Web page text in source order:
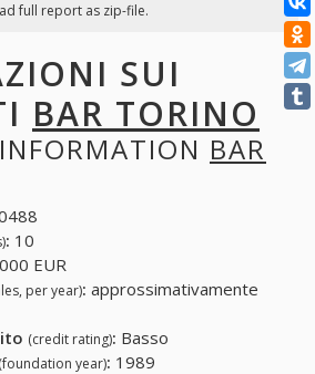
full report as zip-file.
SUI
BAR TORINO
BAR
: 10
EUR
per year): approssimativamente
(credit rating): Basso
(foundation year): 1989